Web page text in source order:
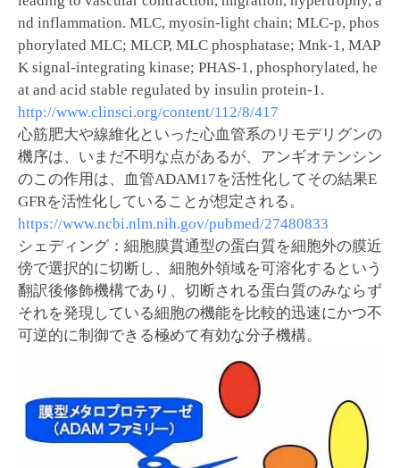
nd inflammation. MLC, myosin-light chain; MLC-p, phos
phorylated MLC; MLCP, MLC phosphatase; Mnk-1, MAP
K signal-integrating kinase; PHAS-1, phosphorylated, he
at and acid stable regulated by insulin protein-1.
http://www.clinsci.org/content/112/8/417
心筋肥大や線維化といった心血管系のリモデリグンの
機序は、いまだ不明な点があるが、アンギオテンシン
のこの作用は、血管ADAM17を活性化してその結果E
GFRを活性化していることが想定される。
https://www.ncbi.nlm.nih.gov/pubmed/27480833
シェディング：細胞膜貫通型の蛋白質を細胞外の膜近
傍で選択的に切断し、細胞外領域を可溶化するという
翻訳後修飾機構であり、切断される蛋白質のみならず
それを発現している細胞の機能を比較的迅速にかつ不
可逆的に制御できる極めて有効な分子機構。